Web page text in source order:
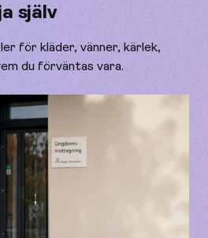
själv
för kläder, vänner, kärlek,
du förväntas vara.